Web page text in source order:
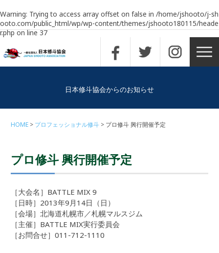
Warning: Trying to access array offset on false in /home/jshooto/j-sh
ooto.com/public_html/wp/wp-content/themes/jshooto180115/heade
r.phpon line37
日本修斗協会からのお知らせ
HOME プロフェッショナル修斗 プロ修斗 興行開催予定
プロ修斗 興行開催予定
［大会名］BATTLE MIX 9
［日時］2013年9月14日（日）
［会場］北海道札幌市／札幌マルスジム
［主催］BATTLE MIX実行委員会
［お問合せ］011-712-1110